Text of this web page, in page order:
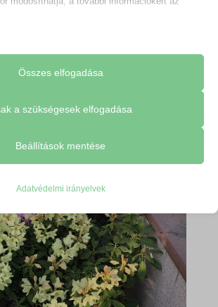
típusú sütik, vagy szolgáltatások
az befolyásolhatja a webhely által nyújtott
kínált szolgáltatásokat.
és szolgáltatások biztosítják az oldal megfelelő
a sütik és szolgáltatások a GDPR szerint nem
hozzájárulását.
Részletek megjelenítése
Összes elfogadása
a szükségesek elfogadása
Beállítások mentése
Adatvédelmi irányelvek